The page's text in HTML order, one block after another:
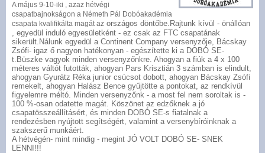
Oktatóanyagok
Jegyzőkönyvek
Galéria
A május 9-10-iki , azaz hétvégi
csapatbajnokságon a Németh Pál Dobóakadémia
csapata kvalifikálta magát az országos döntőbe.Rajtunk kívül - önállóan
, egyedül induló egyesületként - ez csak az FTC csapatának
sikerült.Nálunk egyedül a Continent Company versenyzője, Bácskay
Zsófi- igaz ő nagyon hatékonyan - egészítette ki a DOBÓ SE-
t.Büszke vagyok minden versenyzőnkre. Ahogyan a fiúk a 4 x 100
méteres váltót futották, ahogyan Pars Krisztián 3 számban is elindult,
ahogyan Gyurátz Réka junior csúcsot dobott, ahogyan Bácskay Zsófi
remekelt, ahogyan Halász Bence gyűjtötte a pontokat, az rendkívül
figyelemre méltó. Minden versenyzőnk - a most fel nem soroltak is -
100 %-osan odatette magát. Köszönet az edzőknek a jó
csapatösszeállításért, és minden DOBÓ SE-s fiatalnak a
rendezésben nyújtott segítségért, valamint a versenybíróinknak a
szakszerű munkáért.
A hétvégén- mint mindig - megint JÓ VOLT DOBÓ SE- SNEK
LENNI!!!